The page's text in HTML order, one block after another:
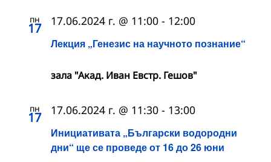
пн
17
Лекция „Генезис на научното познание“
17.06.2024 г. @ 11:00 - 12:00
зала "Акад. Иван Евстр. Гешов"
пн
17
Инициативата „Български водородни
дни“ ще се проведе от 16 до 26 юни
17.06.2024 г. @ 11:30 - 13:00